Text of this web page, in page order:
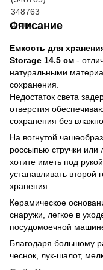
Описание
Емкость для
Storage 14.5 см -
натуральными
сохранения.
Недостаток света
отверстия
сохранения без
На вогнутой
россыпью стручки
хотите иметь под
устанавливать второй
хранения.
Керамическое
снаружи, легкое в
посудомоечной
Благодаря большому
чеснок, лук-шалот,